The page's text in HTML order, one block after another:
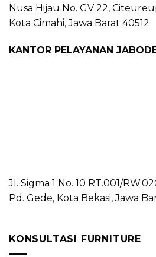
Nusa Hijau No. GV 22,
Kota Cimahi, Jawa Barat 40512
KANTOR PELAYANAN
Jl. Sigma 1 No. 10 RT.001/
Pd. Gede, Kota Bekasi, Jawa
KONSULTASI FURNITURE